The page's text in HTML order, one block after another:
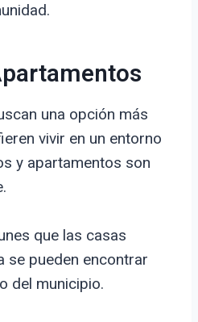
una opción más
vivir en un entorno
y apartamentos son
que las casas
se pueden encontrar
del municipio.